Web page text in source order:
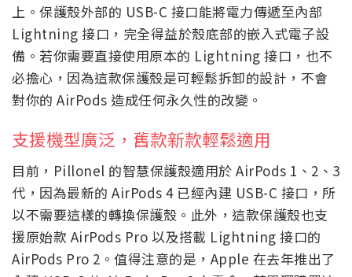
上。保護殼外部的 USB-C 接口能將電力傳遞至內部
Lightning 接口，完全得益於殼底部的嵌入式電子設
備。若你需要直接使用原本的 Lightning 接口，也不
必擔心，因為這款保護殼是可輕鬆拆卸的設計，不會
對你的 AirPods 造成任何永久性的改變。
支援機型廣泛，舊款新款輕鬆適用
目前，Pillonel 的智慧保護殼適用於 AirPods 1、2、3
代，因為最新的 AirPods 4 已經內建 USB-C 接口，所
以不需要這樣的轉換保護殼。此外，這款保護殼也支
援原始款 AirPods Pro 以及搭載 Lightning 接口的
AirPods Pro 2。值得注意的是，Apple 在去年推出了